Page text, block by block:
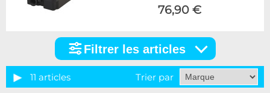
76,90 €
articles
Filtrer les articles
11 articles Trier par